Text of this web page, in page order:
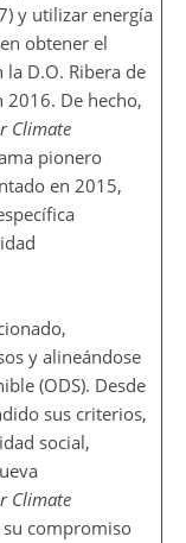
y utilizar energía
obtener el
la D.O. Ribera de
2016. De hecho,
Climate
pionero
en 2015,
y alineándose
(ODS). Desde
sus criterios,
social,
Climate
compromiso